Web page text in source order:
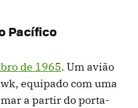
Pacífico
de 1965. Um avião
equipado com uma
a partir do porta-